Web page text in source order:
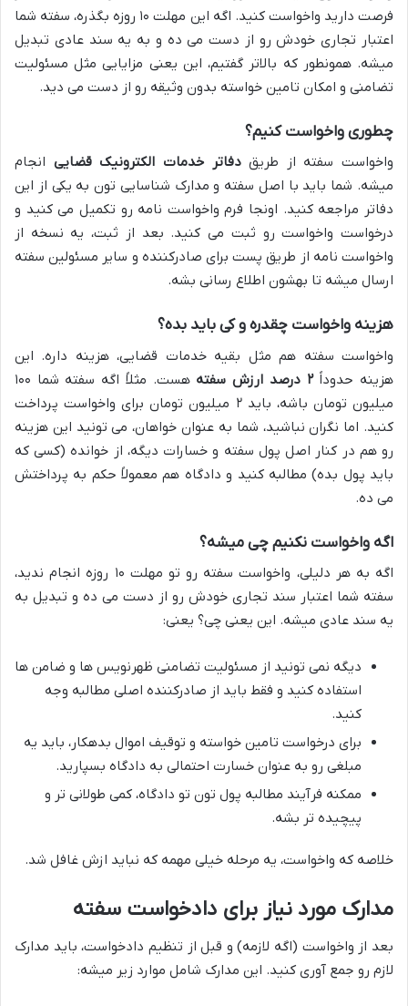
فرصت دارید واخواست کنید. اگه این مهلت ۱۰ روزه بگذره، سفته شما
اعتبار تجاری خودش رو از دست می ده و به یه سند عادی تبدیل
میشه. همونطور که بالاتر گفتیم، این یعنی مزایایی مثل مسئولیت
تضامنی و امکان تامین خواسته بدون وثیقه رو از دست می دید.
چطوری واخواست کنیم؟
واخواست سفته از طریقدفاتر خدمات الکترونیک قضایی انجام
میشه. شما باید با اصل سفته و مدارک شناسایی تون به یکی از این
دفاتر مراجعه کنید. اونجا فرم واخواست نامه رو تکمیل می کنید و
درخواست واخواست رو ثبت می کنید. بعد از ثبت، یه نسخه از
واخواست نامه از طریق پست برای صادرکننده و سایر مسئولین سفته
ارسال میشه تا بهشون اطلاع رسانی بشه.
هزینه واخواست چقدره و کی باید بده؟
واخواست سفته هم مثل بقیه خدمات قضایی، هزینه داره. این
هزینه حدوداً۲ درصد ارزش سفته
هست. مثلاً اگه سفته شما ۱۰۰
میلیون تومان باشه، باید ۲ میلیون تومان برای واخواست پرداخت
کنید. اما نگران نباشید، شما به عنوان خواهان، می تونید این هزینه
رو هم در کنار اصل پول سفته و خسارات دیگه، از خوانده (کسی که
باید پول بده) مطالبه کنید و دادگاه هم معمولاً حکم به پرداختش
می ده.
اگه واخواست نکنیم چی میشه؟
اگه به هر دلیلی، واخواست سفته رو تو مهلت ۱۰ روزه انجام ندید،
سفته شما اعتبار سند تجاری خودش رو از دست می ده و تبدیل به
یه سند عادی میشه. این یعنی چی؟ یعنی:
دیگه نمی تونید از مسئولیت تضامنی ظهرنویس ها و ضامن ها
استفاده کنید و فقط باید از صادرکننده اصلی مطالبه وجه
کنید.
برای درخواست تامین خواسته و توقیف اموال بدهکار، باید یه
مبلغی رو به عنوان خسارت احتمالی به دادگاه بسپارید.
ممکنه فرآیند مطالبه پول تون تو دادگاه، کمی طولانی تر و
پیچیده تر بشه.
خلاصه که واخواست، یه مرحله خیلی مهمه که نباید ازش غافل شد.
مدارک مورد نیاز برای دادخواست سفته
بعد از واخواست (اگه لازمه) و قبل از تنظیم دادخواست، باید مدارک
لازم رو جمع آوری کنید. این مدارک شامل موارد زیر میشه: